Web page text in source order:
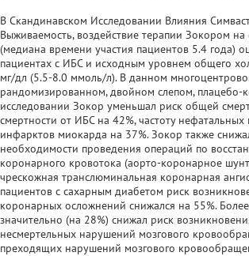
В Скандинавском Исследовании Влияния
Выживаемость, воздействие терапии Зокором
(медиана времени участия пациентов 5.4 года)
пациентах с ИБС и исходным уровнем общего
мг/дл (5.5-8.0 ммоль/л). В данном
рандомизированном, двойном слепом, плацебо-
исследовании Зокор уменьшал риск общей
смертности от ИБС на 42%, частоту
инфарктов миокарда на 37%. Зокор также
необходимости проведения операций по
коронарного кровотока (аорто-коронарное
чрескожная транслюминальная коронарная
пациентов с сахарным диабетом риск
коронарных осложнений снижался на 55%.
значительно (на 28%) снижал риск
несмертельных нарушений мозгового
преходящих нарушений мозгового